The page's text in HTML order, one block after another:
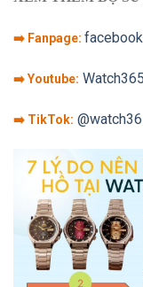
➡️ Fanpage:
➡️ Youtube:
➡️ TikTok: